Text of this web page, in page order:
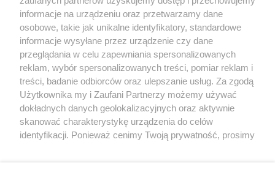
Nie zapomnij
zapoznać się z:
polityką prywatności regulamin korzystania z portali
Twojemiasto
Piekary Śląskie
Chorzów
Tarnowskie Góry
Skontakuj sięz nami
Kontakt
Wydawca
Redakcja
informacje na urządzeniu oraz przetwarzamy dane
osobowe, takie jak unikalne identyfikatory, standardowe
informacje wysyłane przez urządzenie czy dane
przeglądania w celu zapewniania spersonalizowanych
reklam, wybór spersonalizowanych treści, pomiar reklam i
treści, badanie odbiorców oraz ulepszanie usług. Za zgodą
Użytkownika my i Zaufani Partnerzy możemy używać
dokładnych danych geolokalizacyjnych oraz aktywnie
skanować charakterystykę urządzenia do celów
identyfikacji. Ponieważ cenimy Twoją prywatność, prosimy